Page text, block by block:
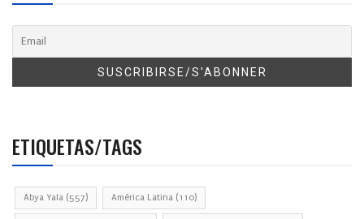
ETIQUETAS/TAGS
Abya Yala (557) América Latina (110)